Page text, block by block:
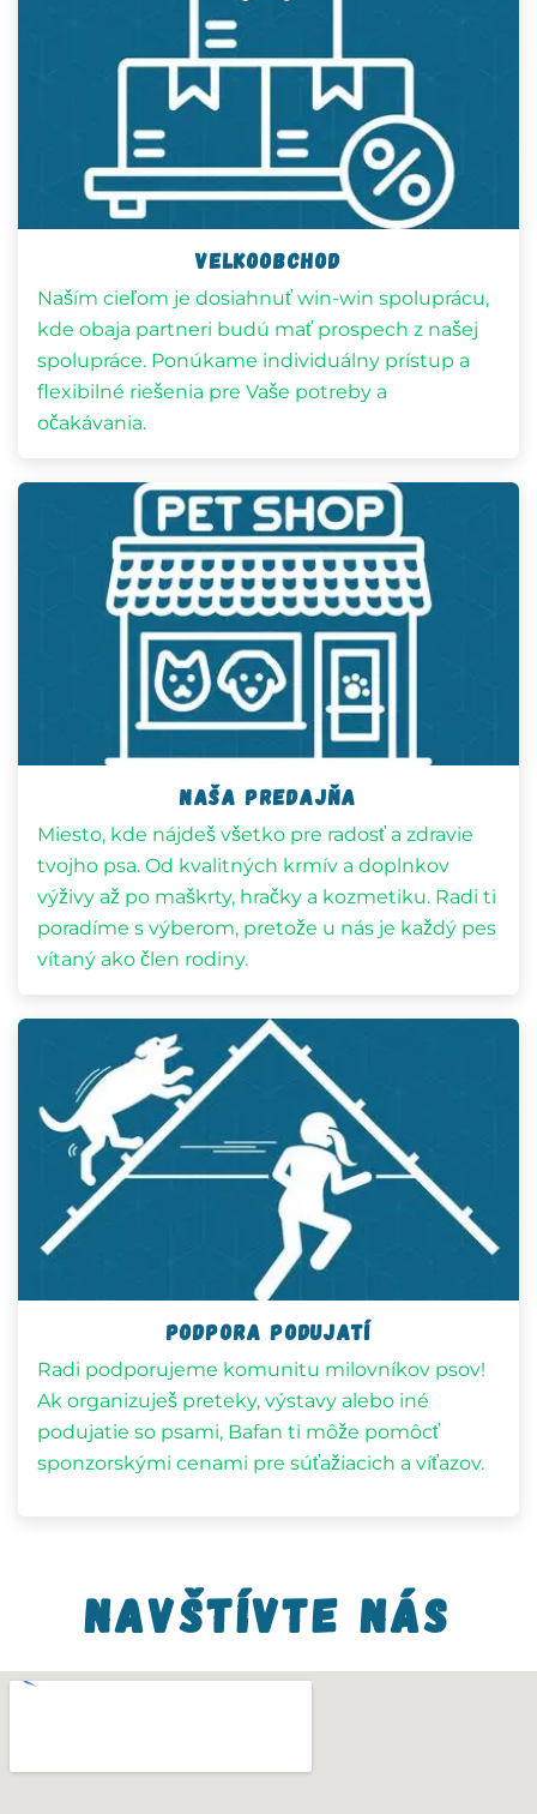
velkoobchod
Naším cieľom je dosiahnuť win-win spoluprácu,
kde obaja partneri budú mať prospech z našej
spolupráce. Ponúkame individuálny prístup a
flexibilné riešenia pre Vaše potreby a
očakávania.
naša predajňa
Miesto, kde nájdeš všetko pre radosť a zdravie
tvojho psa. Od kvalitných krmív a doplnkov
výživy až po maškrty, hračky a kozmetiku. Radi ti
poradíme s výberom, pretože u nás je každý pes
vítaný ako člen rodiny.
POdpora podujatí
Radi podporujeme komunitu milovníkov psov!
Ak organizuješ preteky, výstavy alebo iné
podujatie so psami, Bafan ti môže pomôcť
sponzorskými cenami pre súťažiacich a víťazov.
Navštívte nás